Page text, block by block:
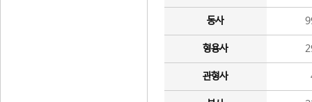
동사
형용사
관형사